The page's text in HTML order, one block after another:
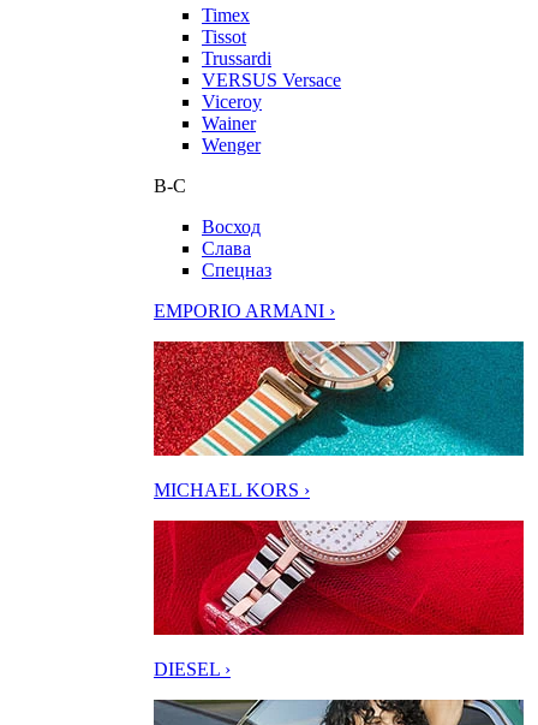
Timex
Tissot
Trussardi
VERSUS Versace
Viceroy
Wainer
Wenger
В-С
Восход
Слава
Спецназ
EMPORIO ARMANI ›
MICHAEL KORS ›
DIESEL ›